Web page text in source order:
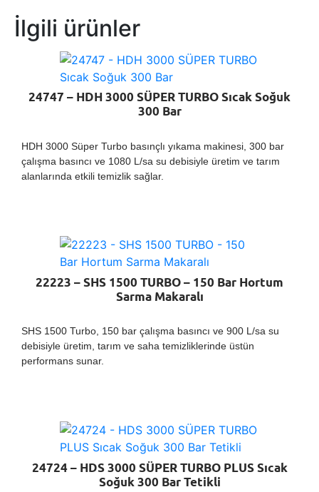
İlgili ürünler
24747 – HDH 3000 SÜPER TURBO Sıcak Soğuk
300 Bar
HDH 3000 Süper Turbo basınçlı yıkama makinesi, 300 bar
çalışma basıncı ve 1080 L/sa su debisiyle üretim ve tarım
alanlarında etkili temizlik sağlar.
22223 – SHS 1500 TURBO – 150 Bar Hortum
Sarma Makaralı
SHS 1500 Turbo, 150 bar çalışma basıncı ve 900 L/sa su
debisiyle üretim, tarım ve saha temizliklerinde üstün
performans sunar.
24724 – HDS 3000 SÜPER TURBO PLUS Sıcak
Soğuk 300 Bar Tetikli